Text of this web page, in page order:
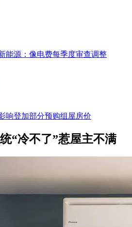
能源：像电费每季度审查调整
响登加部分预购组屋房价
“冷不了”惹屋主不满